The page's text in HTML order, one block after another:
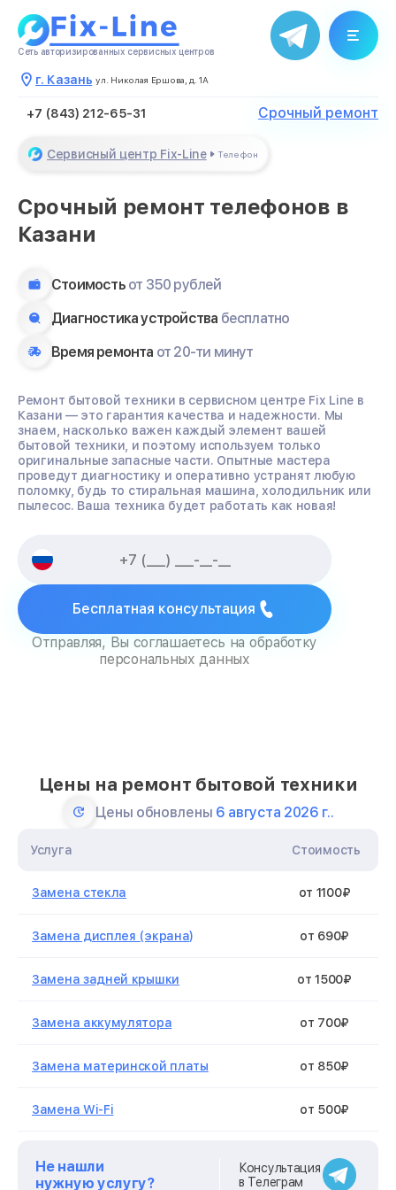
Сеть авторизированных сервисных центров
г. Казань ул. Николая Ершова, д. 1А
+7 (843) 212-65-31 Срочный ремонт
Сервисный центр Fix-Line Телефон
Срочный ремонт телефонов в
Казани
Стоимость от 350 рублей
Диагностика устройства бесплатно
Время ремонта от 20-ти минут
Ремонт бытовой техники в сервисном центре Fix Line в
Казани — это гарантия качества и надежности. Мы
знаем, насколько важен каждый элемент вашей
бытовой техники, и поэтому используем только
оригинальные запасные части. Опытные мастера
проведут диагностику и оперативно устранят любую
поломку, будь то стиральная машина, холодильник или
пылесос. Ваша техника будет работать как новая!
Бесплатная консультация
Отправляя, Вы соглашаетесь на обработку
персональных данных
Цены на ремонт бытовой техники
Цены обновлены 6 августа 2026 г..
Услуга Стоимость
Замена стекла от 1100₽
Замена дисплея (экрана) от 690₽
Замена задней крышки от 1500₽
Замена аккумулятора от 700₽
Замена материнской платы от 850₽
Замена Wi-Fi от 500₽
Не нашли
нужную услугу?
Консультация
в Телеграм
течение нескольких минут
Закрыть